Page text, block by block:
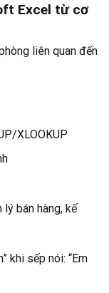
Excel từ cơ
liên quan đến
XLOOKUP
bán hàng, kế
khi sếp nói: “Em